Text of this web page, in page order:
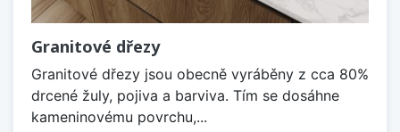
Granitové dřezy
Granitové dřezy jsou obecně vyráběny z cca 80%
drcené žuly, pojiva a barviva. Tím se dosáhne
kameninovému povrchu,...